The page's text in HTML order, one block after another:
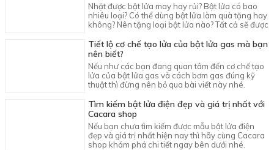
Nhặt được bật lửa may hay rủi? Bật lửa có bao
nhiêu loại? Có thể dùng bật lửa làm quà tặng hay
không? Nên tặng loại bật lửa nào? Tất cả sẽ được
Tiết lộ cơ chế tạo lửa của bật lửa gas mà bạn
nên biết?
Nếu như các bạn đang quan tâm đến cơ chế tạo
lửa của bật lửa gas và cách bơm gas đúng kỹ
thuật thì đừng nên bỏ qua bài viết này nhé.
Tìm kiếm bật lửa điện đẹp và giá trị nhất với
Cacara shop
Nếu bạn chưa tìm kiếm được mẫu bật lửa điện
đẹp và giá trị nhất hiện nay thì hãy cùng Cacara
shop khám phá chi tiết ngay bên dưới nhé.